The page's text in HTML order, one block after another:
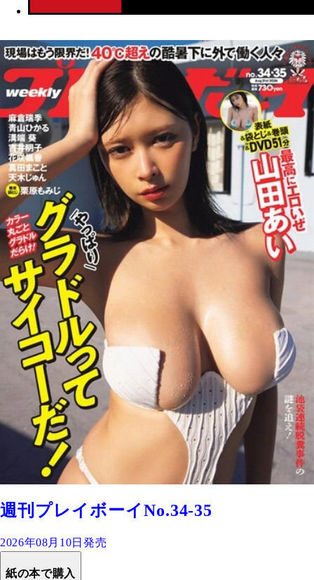
週刊プレイボーイNo.34-35
2026年08月10日発売
紙の本で購入